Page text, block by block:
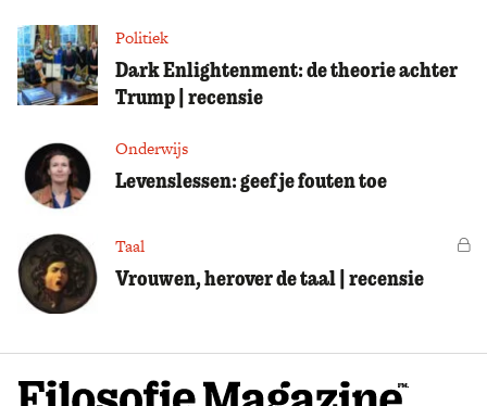
Politiek
Dark Enlightenment: de theorie achter
Trump | recensie
Onderwijs
Levenslessen: geef je fouten toe
Taal
Vrouwen, herover de taal | recensie